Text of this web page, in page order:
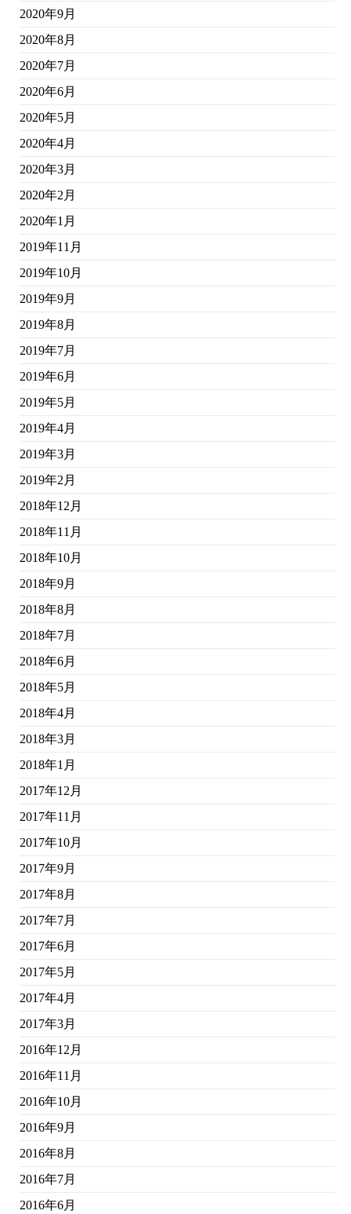
2020年9月
2020年8月
2020年7月
2020年6月
2020年5月
2020年4月
2020年3月
2020年2月
2020年1月
2019年11月
2019年10月
2019年9月
2019年8月
2019年7月
2019年6月
2019年5月
2019年4月
2019年3月
2019年2月
2018年12月
2018年11月
2018年10月
2018年9月
2018年8月
2018年7月
2018年6月
2018年5月
2018年4月
2018年3月
2018年1月
2017年12月
2017年11月
2017年10月
2017年9月
2017年8月
2017年7月
2017年6月
2017年5月
2017年4月
2017年3月
2016年12月
2016年11月
2016年10月
2016年9月
2016年8月
2016年7月
2016年6月